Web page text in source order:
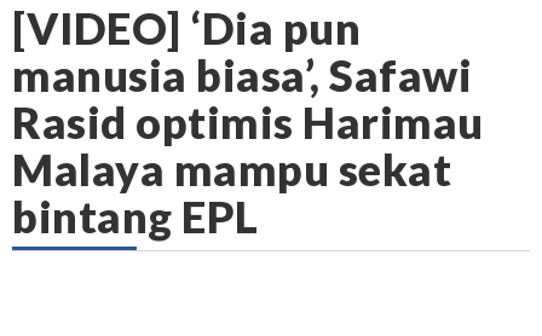
[VIDEO] ‘Dia pun
manusia biasa’, Safawi
Rasid optimis Harimau
Malaya mampu sekat
bintang EPL